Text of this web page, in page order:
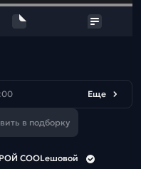
Еще
в подборку
COOLешовой